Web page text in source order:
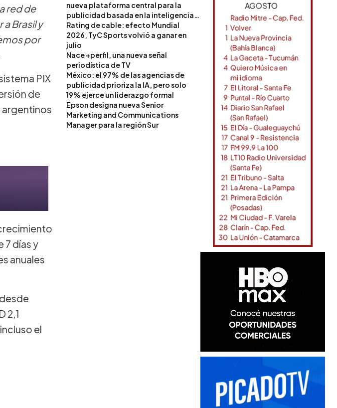
red de
Brasil y
por
PIX
de
argentinos
7 días y
anuales
2,1
el
nueva plataforma central para la
publicidad basada en la inteligencia
artificial
Rating de cable: efecto Mundial
2026, TyC Sports volvió a ganar en
julio
Nace +perfil, una nueva señal
periodística de TV
México: el 97% de las agencias de
publicidad prioriza la IA, pero solo
19% ejerce un liderazgo formal
Epson designa nueva Senior
Marketing and Communications
Manager para la región Sur